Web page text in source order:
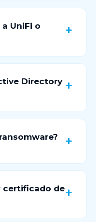
UniFi o
Directory
certificado de